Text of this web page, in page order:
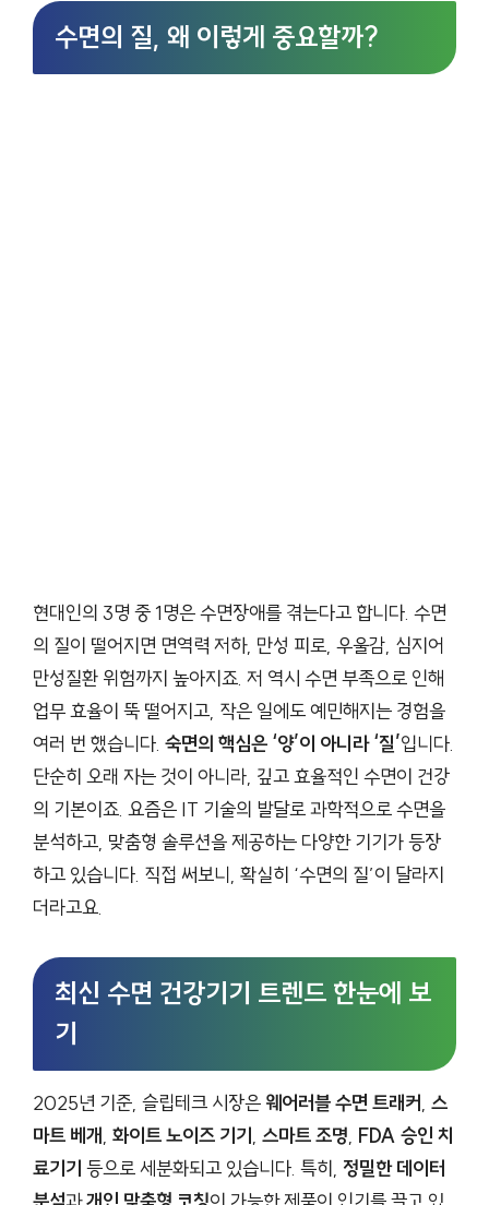
수면의 질, 왜 이렇게 중요할까?
현대인의 3명 중 1명은 수면장애를 겪는다고 합니다. 수면
의 질이 떨어지면 면역력 저하, 만성 피로, 우울감, 심지어
만성질환 위험까지 높아지죠. 저 역시 수면 부족으로 인해
업무 효율이 뚝 떨어지고, 작은 일에도 예민해지는 경험을
여러 번 했습니다. 숙면의 핵심은 ‘양’이 아니라 ‘질’입니다.
단순히 오래 자는 것이 아니라, 깊고 효율적인 수면이 건강
의 기본이죠. 요즘은 IT 기술의 발달로 과학적으로 수면을
분석하고, 맞춤형 솔루션을 제공하는 다양한 기기가 등장
하고 있습니다. 직접 써보니, 확실히 ‘수면의 질’이 달라지
더라고요.
최신 수면 건강기기 트렌드 한눈에 보
기
2025년 기준, 슬립테크 시장은 웨어러블 수면 트래커, 스
마트 베개, 화이트 노이즈 기기, 스마트 조명, FDA 승인 치
료기기 등으로 세분화되고 있습니다. 특히, 정밀한 데이터